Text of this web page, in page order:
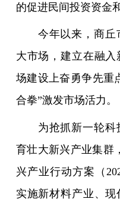
的促进民间投资资金
今年以来，商丘
大市场，建立在融
场建设上奋勇争先重
合拳”激发市场活力。
为抢抓新一轮
育壮大新兴产业集群
兴产业行动方案（
实施新材料产业、现